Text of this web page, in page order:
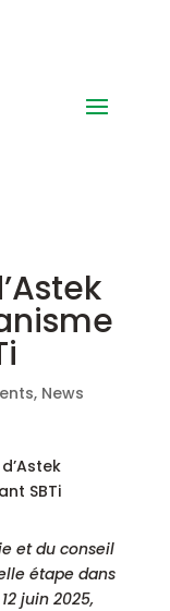
, News
et du conseil
étape dans
juin 2025,